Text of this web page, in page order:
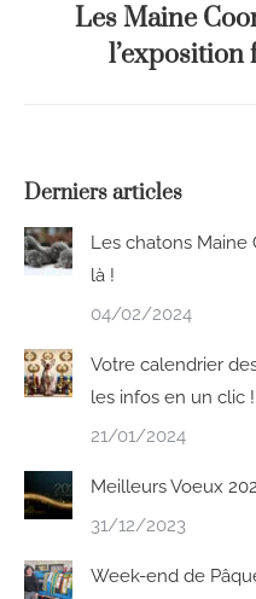
Les Maine
l’exposition
Derniers articles
Les chatons Maine
là !
04/02/2024
Votre calendrier
les infos en un clic !
21/01/2024
Meilleurs Voeux
31/12/2023
Week-end de